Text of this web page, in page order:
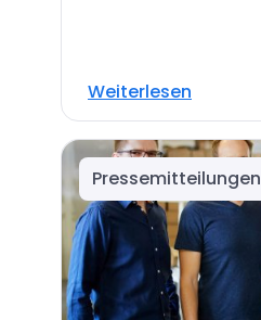
Weiterlesen
Pressemitteilungen